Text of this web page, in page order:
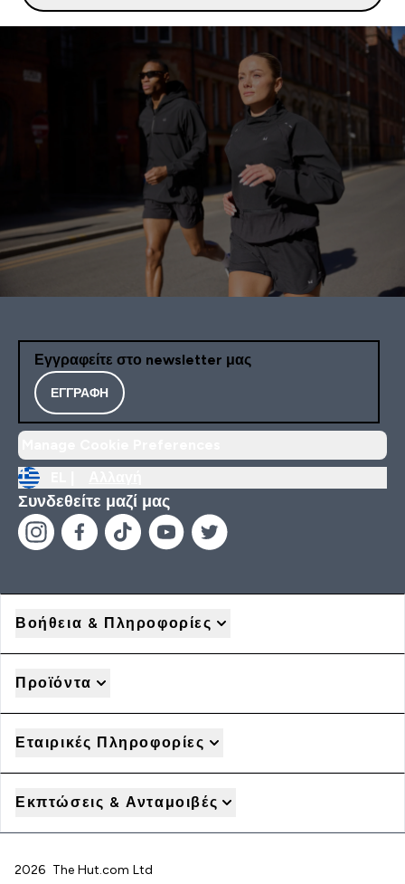
Εγγραφείτε στο newsletter μας
ΕΓΓΡΑΦΉ
Συνδεθείτε μαζί μας
Βοήθεια & Πληροφορίες
Προϊόντα
Εταιρικές Πληροφορίες
Εκπτώσεις & Ανταμοιβές
2026 The Hut.com Ltd